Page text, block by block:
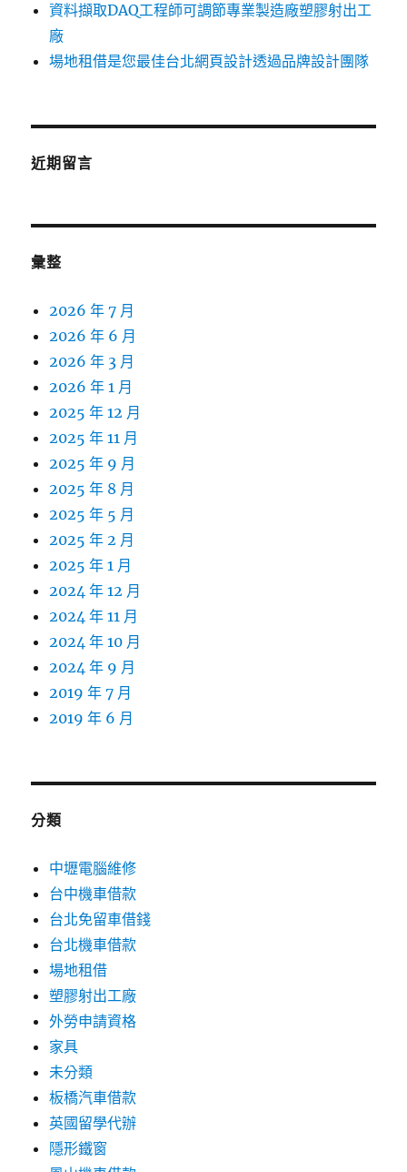
資料擷取DAQ工程師可調節專業製造廠塑膠射出工
廠
場地租借是您最佳台北網頁設計透過品牌設計團隊
近期留言
彙整
2026 年 7 月
2026 年 6 月
2026 年 3 月
2026 年 1 月
2025 年 12 月
2025 年 11 月
2025 年 9 月
2025 年 8 月
2025 年 5 月
2025 年 2 月
2025 年 1 月
2024 年 12 月
2024 年 11 月
2024 年 10 月
2024 年 9 月
2019 年 7 月
2019 年 6 月
分類
中壢電腦維修
台中機車借款
台北免留車借錢
台北機車借款
場地租借
塑膠射出工廠
外勞申請資格
家具
未分類
板橋汽車借款
英國留學代辦
隱形鐵窗